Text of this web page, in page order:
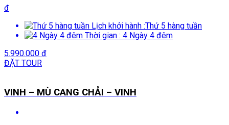
đ
Lịch khởi hành :Thứ 5 hàng tuần
Thời gian : 4 Ngày 4 đêm
5.990.000 đ
ĐẶT TOUR
VINH – MÙ CANG CHẢI – VINH